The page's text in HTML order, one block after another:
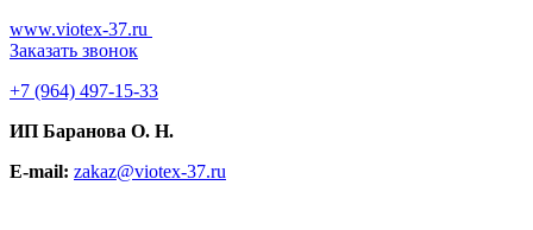
www.viotex-37.ru
Заказать звонок
+7 (964) 497-15-33
ИП Баранова О. Н.
E-mail: zakaz@viotex-37.ru